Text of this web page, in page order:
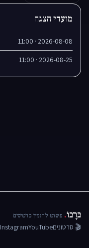
מועדי הצגה
2026-08-08 · 11:00
2026-08-25 · 11:00
בּרָבוֹ. פשוט להזמין כרטיסים
🎬 סרטוניםYouTube
Instagram